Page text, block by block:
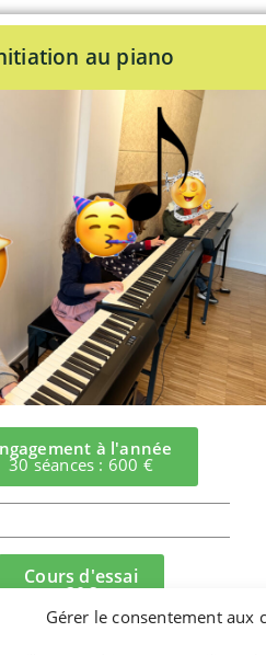
Gérer le consentement aux
au piano
à l'année
30 séances : 600 €
Cours d'essai
30€